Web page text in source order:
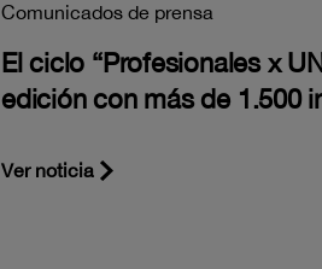
Comunicados de prensa
El ciclo “Profesionales x
edición con más de 1.500
Ver noticia